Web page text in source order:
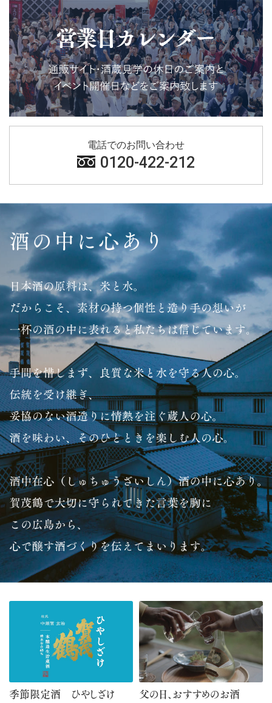
電話でのお問い合わせ
0120-422-212
季節限定酒 ひやしざけ 父の日、おすすめのお酒